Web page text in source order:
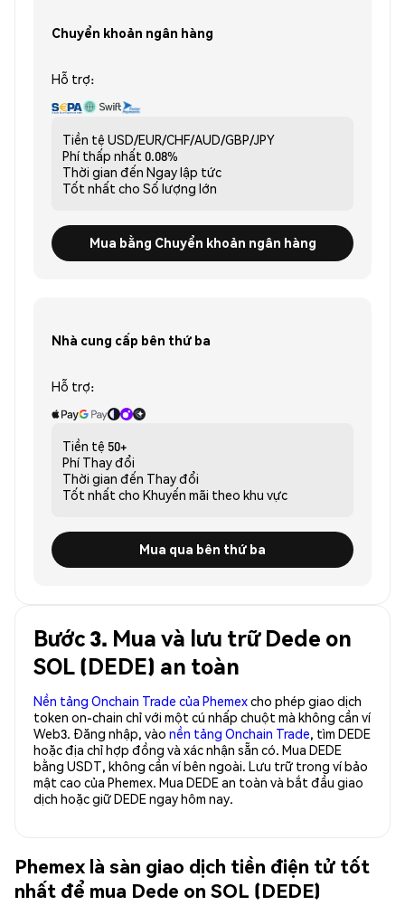
Chuyển khoản ngân hàng
Hỗ trợ:
Tiền tệ USD/EUR/CHF/AUD/GBP/JPY
Phí thấp nhất 0.08%
Thời gian đến Ngay lập tức
Tốt nhất cho Số lượng lớn
Mua bằng Chuyển khoản ngân hàng
Nhà cung cấp bên thứ ba
Hỗ trợ:
Tiền tệ 50+
Phí Thay đổi
Thời gian đến Thay đổi
Tốt nhất cho Khuyến mãi theo khu vực
Mua qua bên thứ ba
Bước 3. Mua và lưu trữ Dede on
SOL (DEDE) an toàn
Nền tảng Onchain Trade của Phemexcho phép giao dịch
token on-chain chỉ với một cú nhấp chuột mà không cần ví
Web3. Đăng nhập, vào nền tảng Onchain Trade, tìm DEDE
hoặc địa chỉ hợp đồng và xác nhận sẵn có. Mua DEDE
bằng USDT, không cần ví bên ngoài. Lưu trữ trong ví bảo
mật cao của Phemex. Mua DEDE an toàn và bắt đầu giao
dịch hoặc giữ DEDE ngay hôm nay.
Phemex là sàn giao dịch tiền điện tử tốt
nhất để mua Dede on SOL (DEDE)